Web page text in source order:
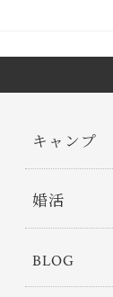
キャンプ
婚活
BLOG